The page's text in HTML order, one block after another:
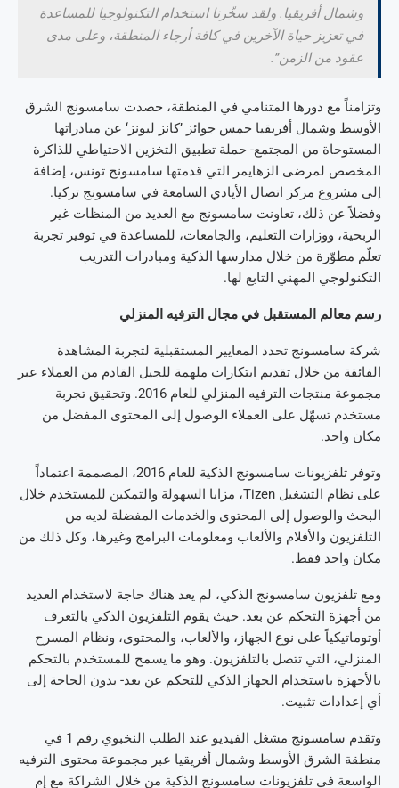
وشمال أفريقيا. ولقد سخّرنا استخدام التكنولوجيا للمساعدة
في تعزيز حياة الآخرين في كافة أرجاء المنطقة، وعلى مدى
عقود من الزمن”.
وتزامناً مع دورها المتنامي في المنطقة، حصدت سامسونج الشرق
الأوسط وشمال أفريقيا خمس جوائز ’كانز ليونز‘ عن مبادراتها
المستوحاة من المجتمع- حملة تطبيق التخزين الاحتياطي للذاكرة
المخصص لمرضى الزهايمر التي قدمتها سامسونج تونس، إضافة
إلى مشروع مركز اتصال الأيادي السامعة في سامسونج تركيا.
وفضلاً عن ذلك، تعاونت سامسونج مع العديد من المنظات غير
الربحية، ووزارات التعليم، والجامعات، للمساعدة في توفير تجربة
تعلّم مطوّرة من خلال مدارسها الذكية ومبادرات التدريب
التكنولوجي المهني التابع لها.
رسم معالم المستقبل في مجال الترفيه المنزلي
شركة سامسونج تحدد المعايير المستقبلية لتجربة المشاهدة
الفائقة من خلال تقديم ابتكارات ملهمة للجيل القادم من العملاء عبر
مجموعة منتجات الترفيه المنزلي للعام 2016. وتحقيق تجربة
مستخدم تسهّل على العملاء الوصول إلى المحتوى المفضل من
مكان واحد.
وتوفر تلفزيونات سامسونج الذكية للعام 2016، المصممة اعتماداً
على نظام التشغيل Tizen، مزايا السهولة والتمكين للمستخدم خلال
البحث والوصول إلى المحتوى والخدمات المفضلة لديه من
التلفزيون والأفلام والألعاب ومعلومات البرامج وغيرها، وكل ذلك من
مكان واحد فقط.
ومع تلفزيون سامسونج الذكي، لم يعد هناك حاجة لاستخدام العديد
من أجهزة التحكم عن بعد. حيث يقوم التلفزيون الذكي بالتعرف
أوتوماتيكياً على نوع الجهاز، والألعاب، والمحتوى، ونظام المسرح
المنزلي، التي تتصل بالتلفزيون. وهو ما يسمح للمستخدم بالتحكم
بالأجهزة باستخدام الجهاز الذكي للتحكم عن بعد- بدون الحاجة إلى
أي إعدادات تثبيت.
وتقدم سامسونج مشغل الفيديو عند الطلب النخبوي رقم 1 في
منطقة الشرق الأوسط وشمال أفريقيا عبر مجموعة محتوى الترفيه
الواسعة في تلفزيونات سامسونج الذكية من خلال الشراكة مع إم